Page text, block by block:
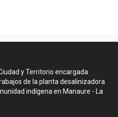
y Territorio encargada
de la planta desalinizadora
indígena en Manaure - La